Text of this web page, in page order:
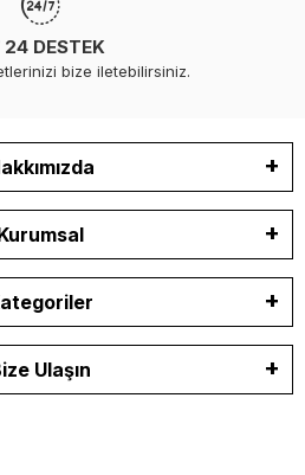
DESTEK
bize iletebilirsiniz.
Ulaşın